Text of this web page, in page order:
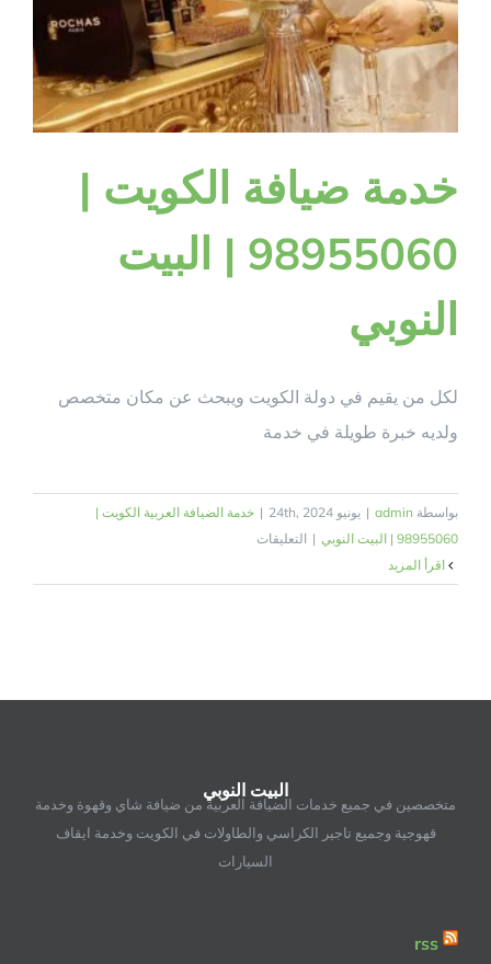
مغلقة
خدمة ضيافة الكويت |
98955060 | البيت
النوبي
لكل من يقيم في دولة الكويت ويبحث عن مكان متخصص
ولديه خبرة طويلة في خدمة
بواسطة admin
| يونيو 24th, 2024 | خدمة الضيافة العربية الكويت |
98955060 | البيت النوبي
| التعليقات
ضيافة
البيت النوبي
متخصصين في جميع خدمات الضيافة العربية من ضيافة شاي وقهوة وخدمة
قهوجية وجميع تاجير الكراسي والطاولات في الكويت وخدمة ايقاف
السيارات
rss